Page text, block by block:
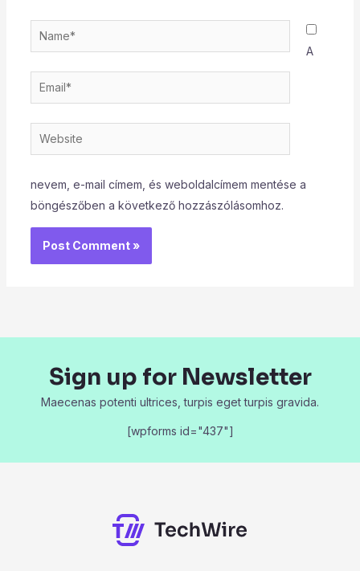
Name*
Email*
Website
A
nevem, e-mail címem, és weboldalcímem mentése a
böngészőben a következő hozzászólásomhoz.
Sign up for Newsletter
Maecenas potenti ultrices, turpis eget turpis gravida.
[wpforms id="437"]